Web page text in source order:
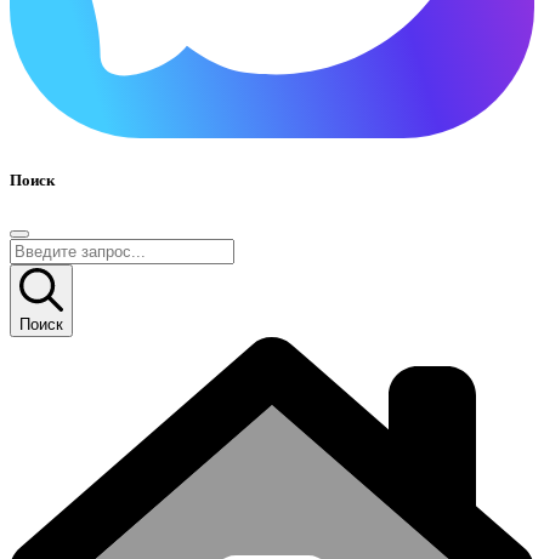
Поиск
Поиск